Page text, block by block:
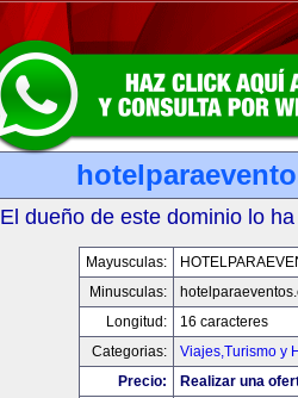
El dueño de este dominio lo
Mayusculas:
Minusculas:
Longitud:
16 caracteres
Categorias:
Viajes,Turismo y
Precio:
Realizar una